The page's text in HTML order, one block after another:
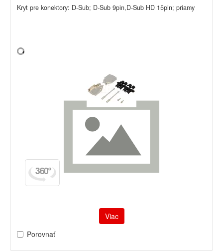
Kryt pre konektory: D-Sub; D-Sub 9pin,D-Sub HD 15pin; priamy
Viac
Porovnať